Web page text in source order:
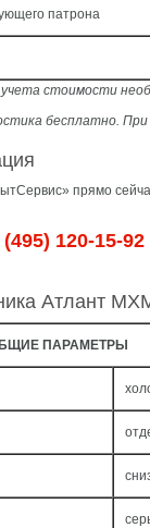
патрона
стоимости
бесплатно.
прямо
(495) 120-15-92
Атлант
ПАРАМЕТРЫ